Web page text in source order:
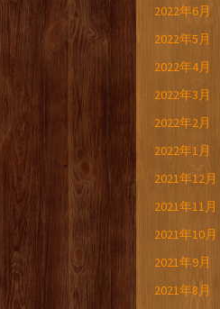
2022年6月
2022年5月
2022年4月
2022年3月
2022年2月
2022年1月
2021年12月
2021年11月
2021年10月
2021年9月
2021年8月